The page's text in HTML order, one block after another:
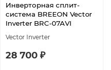
Инверторная сплит-
система BREEON Vector
Inverter BRC-07AVI
Vector Inverter
28 700 ₽